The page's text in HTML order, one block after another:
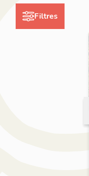
Filtres